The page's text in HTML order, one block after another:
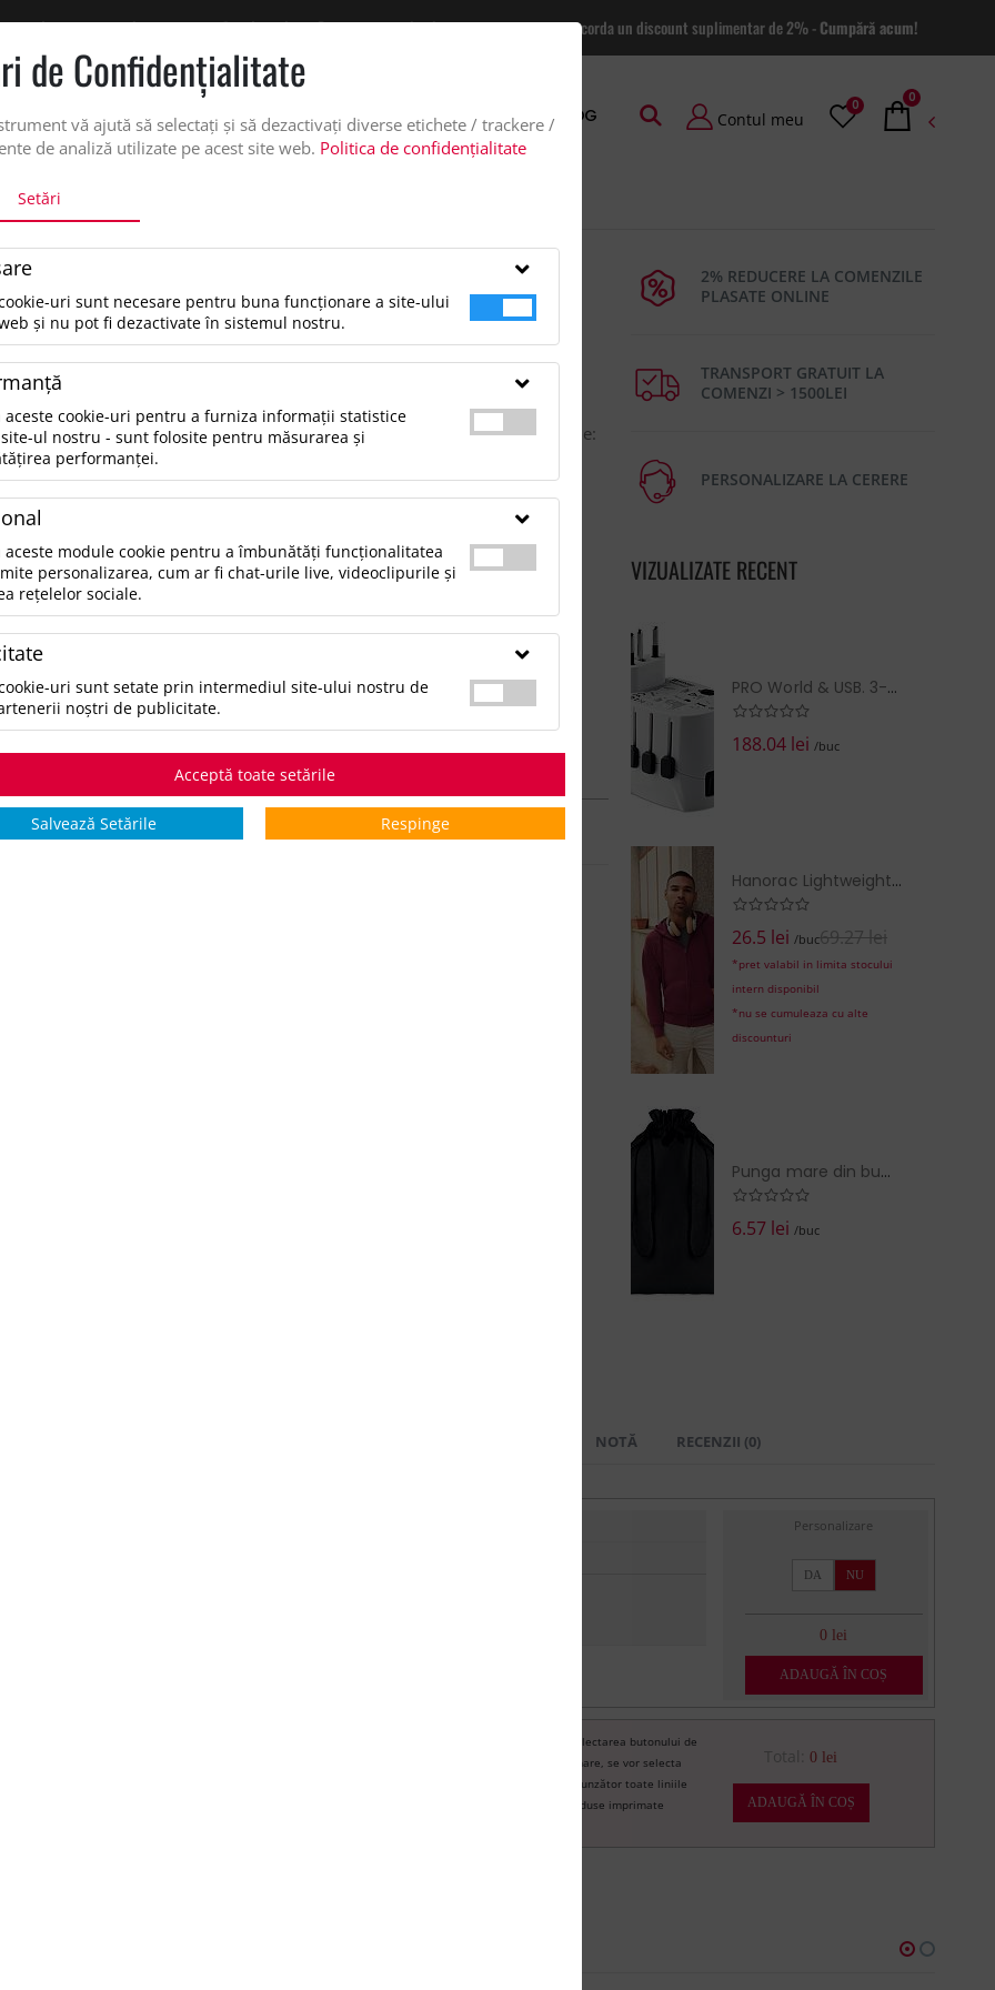
de pret personalizata pe office@updateadv.ro. Pentru comenzile plasate pe site va putem acorda un discount suplimentar de 2% -Cumpără acum!
SERVICII PERSONALIZARE DESPRE NOI CATALOAGE BLOG Contul meu
0 0
PT INCHEIETURA
Cablu RPET pt incheietura, Negru
4.29 lei/buc
Curea reglabila pentru incheietura mainii cu suport pentru
cablu telefon din poliester RPET. Lungime 25 cm.Dimensiune:
30X0,6CMGreutate: 0,020KGTara de Origine: CN
SKU:UPDMO2668-03
CULORI:
SELECTAŢI CULOAREA PENTRU A VIZUALIZA STOCUL:
STOCURI pentru culoarea:
Stoc INTERN
Stoc EXTERN în:
0
7629 la cerere
*zile lucrătoare
2% REDUCERE LA COMENZILE
PLASATE ONLINE
TRANSPORT GRATUIT LA
COMENZI > 1500LEI
PERSONALIZARE LA CERERE
VIZUALIZATE RECENT
PRO World & USB. 3-pole
188.04 lei/buc
Hanorac Lightweight Hooded Sweat Jacket
26.5 lei/buc69.27 lei
*pret valabil in limita stocului
intern disponibil
*nu se cumuleaza cu alte
discounturi
Punga mare din bumbac cu snur
6.57 lei/buc
NOTĂ RECENZII (0)
Personalizare
DA NU
0 lei
ADAUGĂ ÎN COȘ
Prin selectarea butonului de
imprimare, se vor selecta
corespunzător toate liniile
de produse imprimate
Total:0 lei
ADAUGĂ ÎN COȘ
de Confidenţialitate
vă ajută să selectați și să dezactivați diverse etichete / trackere /
de analiză utilizate pe acest site web. Politica de confidențialitate
Setări
uri sunt necesare pentru buna funcționare a site-ului
și nu pot fi dezactivate în sistemul nostru.
aceste cookie-uri pentru a furniza informații statistice
ul nostru - sunt folosite pentru măsurarea și
performanței.
aceste module cookie pentru a îmbunătăți funcționalitatea
personalizarea, cum ar fi chat-urile live, videoclipurile și
rețelelor sociale.
uri sunt setate prin intermediul site-ului nostru de
noștri de publicitate.
Acceptă toate setările
Salvează Setările Respinge